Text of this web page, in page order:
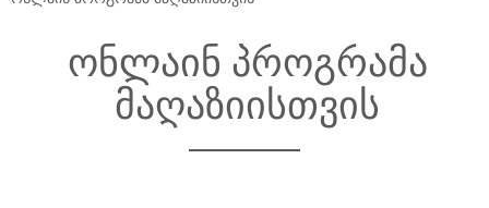
ონლაინ პროგრამა
მაღაზიისთვის